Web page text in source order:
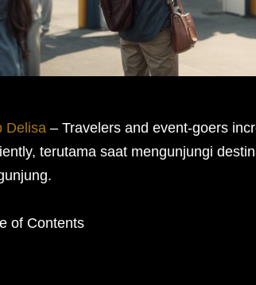
Delisa – Travelers and event-goers
terutama saat mengunjungi
of Contents